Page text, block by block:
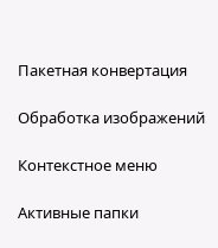
Пакетная конвертация
Обработка изображений
Контекстное меню
Активные папки